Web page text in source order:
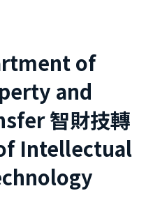
of
and
智財技轉
Intellectual